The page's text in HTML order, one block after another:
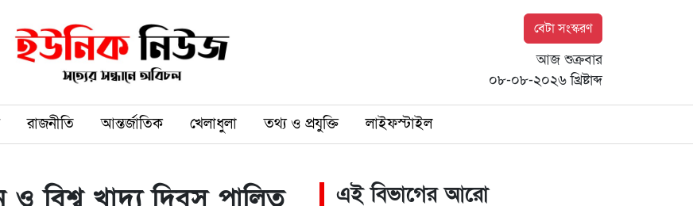
বেটা সংস্করণ
আজ শুক্রবার
০৮-০৮-২০২৬ খ্রিষ্টাব্দ
রাজনীতি আন্তর্জাতিক খেলাধুলা তথ্য ও প্রযুক্তি লাইফস্টাইল
এই বিভাগের আরো